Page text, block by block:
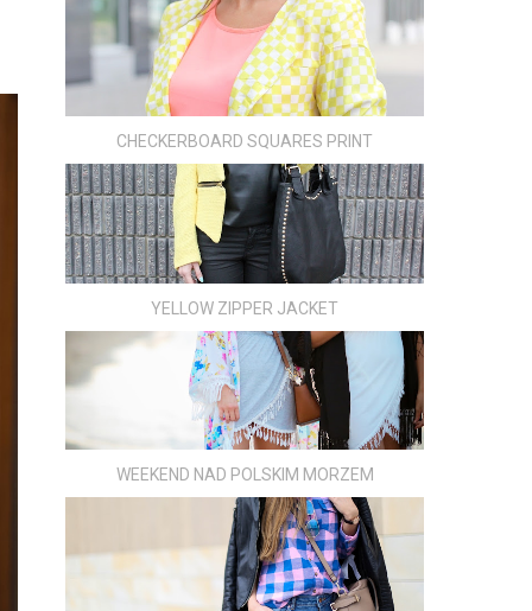
CHECKERBOARD SQUARES PRINT
YELLOW ZIPPER JACKET
WEEKEND NAD POLSKIM MORZEM